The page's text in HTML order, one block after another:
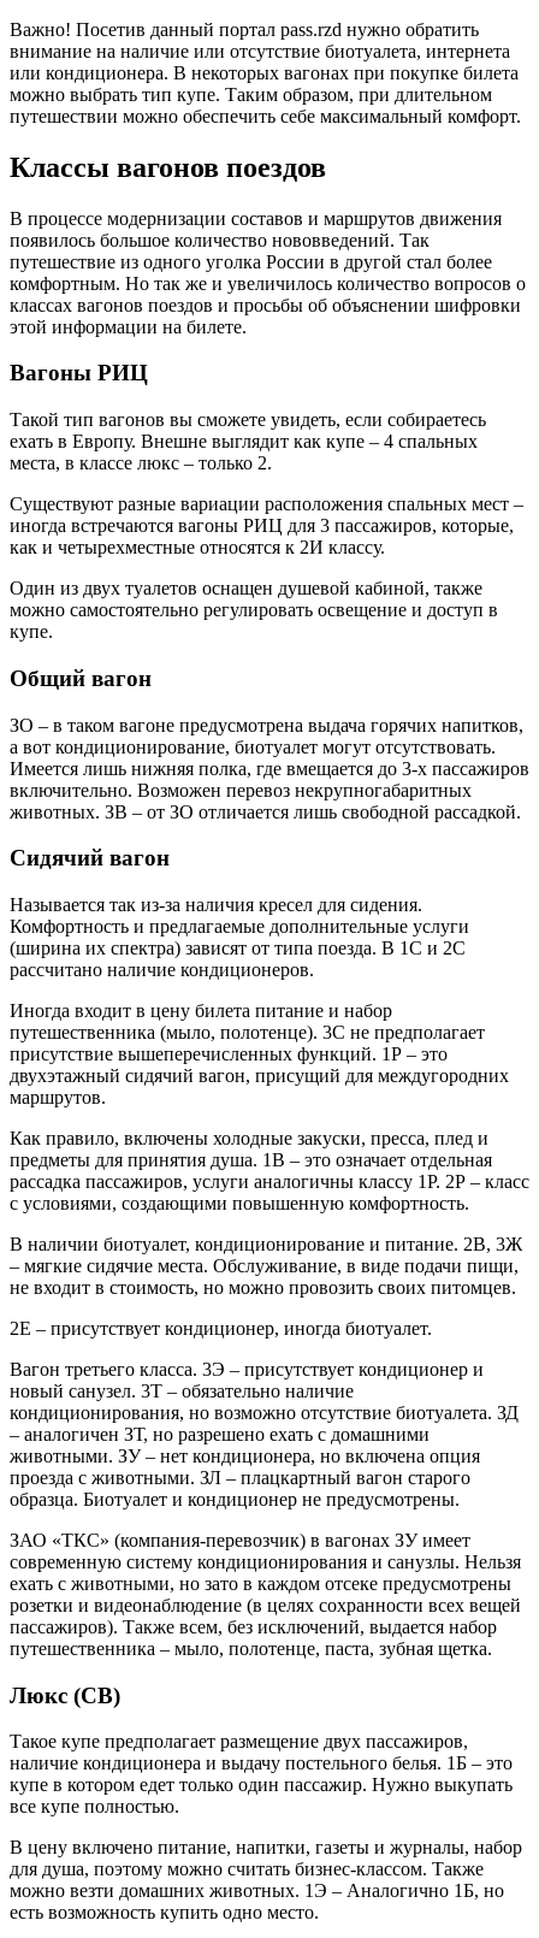
Важно! Посетив данный портал pass.rzd нужно обратить
внимание на наличие или отсутствие биотуалета, интернета
или кондиционера. В некоторых вагонах при покупке билета
можно выбрать тип купе. Таким образом, при длительном
путешествии можно обеспечить себе максимальный комфорт.
Классы вагонов поездов
В процессе модернизации составов и маршрутов движения
появилось большое количество нововведений. Так
путешествие из одного уголка России в другой стал более
комфортным. Но так же и увеличилось количество вопросов о
классах вагонов поездов и просьбы об объяснении шифровки
этой информации на билете.
Вагоны РИЦ
Такой тип вагонов вы сможете увидеть, если собираетесь
ехать в Европу. Внешне выглядит как купе – 4 спальных
места, в классе люкс – только 2.
Существуют разные вариации расположения спальных мест –
иногда встречаются вагоны РИЦ для 3 пассажиров, которые,
как и четырехместные относятся к 2И классу.
Один из двух туалетов оснащен душевой кабиной, также
можно самостоятельно регулировать освещение и доступ в
купе.
Общий вагон
ЗО – в таком вагоне предусмотрена выдача горячих напитков,
а вот кондиционирование, биотуалет могут отсутствовать.
Имеется лишь нижняя полка, где вмещается до 3-х пассажиров
включительно. Возможен перевоз некрупногабаритных
животных. ЗВ – от ЗО отличается лишь свободной рассадкой.
Сидячий вагон
Называется так из-за наличия кресел для сидения.
Комфортность и предлагаемые дополнительные услуги
(ширина их спектра) зависят от типа поезда. В 1С и 2С
рассчитано наличие кондиционеров.
Иногда входит в цену билета питание и набор
путешественника (мыло, полотенце). 3С не предполагает
присутствие вышеперечисленных функций. 1Р – это
двухэтажный сидячий вагон, присущий для междугородних
маршрутов.
Как правило, включены холодные закуски, пресса, плед и
предметы для принятия душа. 1В – это означает отдельная
рассадка пассажиров, услуги аналогичны классу 1Р. 2Р – класс
с условиями, создающими повышенную комфортность.
В наличии биотуалет, кондиционирование и питание. 2В, 3Ж
– мягкие сидячие места. Обслуживание, в виде подачи пищи,
не входит в стоимость, но можно провозить своих питомцев.
2Е – присутствует кондиционер, иногда биотуалет.
Вагон третьего класса. 3Э – присутствует кондиционер и
новый санузел. 3Т – обязательно наличие
кондиционирования, но возможно отсутствие биотуалета. ЗД
– аналогичен ЗТ, но разрешено ехать с домашними
животными. ЗУ – нет кондиционера, но включена опция
проезда с животными. ЗЛ – плацкартный вагон старого
образца. Биотуалет и кондиционер не предусмотрены.
ЗАО «ТКС» (компания-перевозчик) в вагонах ЗУ имеет
современную систему кондиционирования и санузлы. Нельзя
ехать с животными, но зато в каждом отсеке предусмотрены
розетки и видеонаблюдение (в целях сохранности всех вещей
пассажиров). Также всем, без исключений, выдается набор
путешественника – мыло, полотенце, паста, зубная щетка.
Люкс (СВ)
Такое купе предполагает размещение двух пассажиров,
наличие кондиционера и выдачу постельного белья. 1Б – это
купе в котором едет только один пассажир. Нужно выкупать
все купе полностью.
В цену включено питание, напитки, газеты и журналы, набор
для душа, поэтому можно считать бизнес-классом. Также
можно везти домашних животных. 1Э – Аналогично 1Б, но
есть возможность купить одно место.